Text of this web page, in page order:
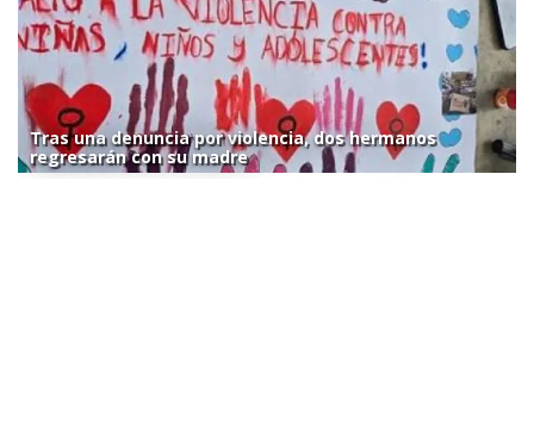
Tras una denuncia por violencia, dos hermanos
regresarán con su madre